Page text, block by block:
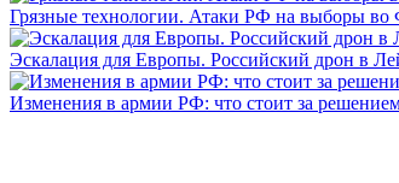
Грязные технологии. Атаки РФ на выборы во
Эскалация для Европы. Российский дрон в
Изменения в армии РФ: что стоит за